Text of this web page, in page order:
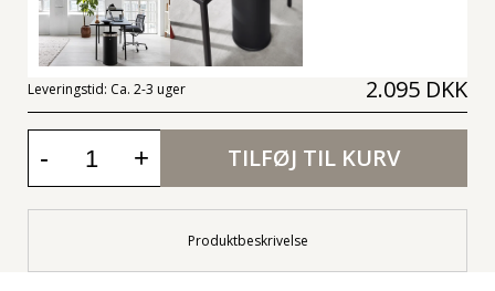
Leveringstid: Ca. 2-3 uger 2.095 DKK
- + TILFØJ TIL KURV
Produktbeskrivelse